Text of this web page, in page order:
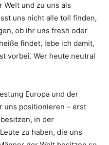
Welt und zu uns als
uns nicht alle toll finden,
ob ihr uns fresh oder
findet, lebe ich damit,
vorbei. Wer heute neutral
Europa und der
uns positionieren – erst
in der
zu haben, die uns